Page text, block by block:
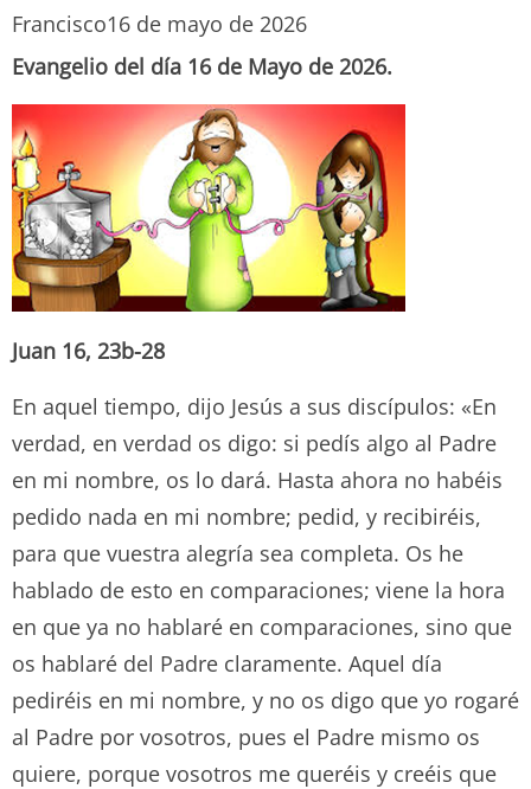
Francisco16 de mayo de 2026
Evangelio del día 16 de Mayo de 2026.
Juan 16, 23b-28
En aquel tiempo, dijo Jesús a sus discípulos: «En
verdad, en verdad os digo: si pedís algo al Padre
en mi nombre, os lo dará. Hasta ahora no habéis
pedido nada en mi nombre; pedid, y recibiréis,
para que vuestra alegría sea completa. Os he
hablado de esto en comparaciones; viene la hora
en que ya no hablaré en comparaciones, sino que
os hablaré del Padre claramente. Aquel día
pediréis en mi nombre, y no os digo que yo rogaré
al Padre por vosotros, pues el Padre mismo os
quiere, porque vosotros me queréis y creéis que